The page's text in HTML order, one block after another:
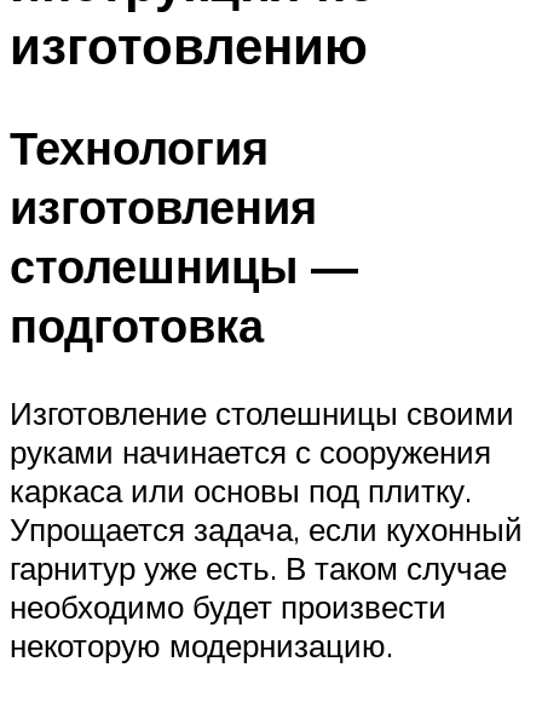
изготовлению
Технология
изготовления
столешницы —
подготовка
Изготовление столешницы своими
руками начинается с сооружения
каркаса или основы под плитку.
Упрощается задача, если кухонный
гарнитур уже есть. В таком случае
необходимо будет произвести
некоторую модернизацию.